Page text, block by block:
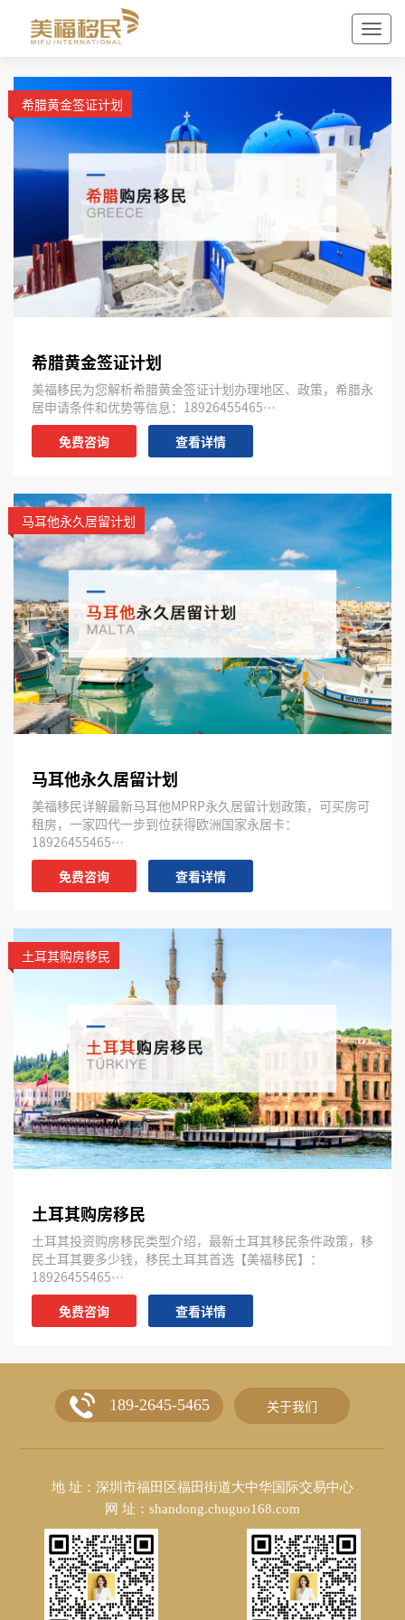
希腊黄金签证计划
希腊黄金签证计划
美福移民为您解析希腊黄金签证计划办理地区、政策，希腊永
居申请条件和优势等信息：18926455465…
免费咨询
查看详情
马耳他永久居留计划
马耳他永久居留计划
美福移民详解最新马耳他MPRP永久居留计划政策，可买房可
租房，一家四代一步到位获得欧洲国家永居卡：
18926455465…
免费咨询
查看详情
土耳其购房移民
土耳其购房移民
土耳其投资购房移民类型介绍，最新土耳其移民条件政策，移
民土耳其要多少钱，移民土耳其首选【美福移民】：
18926455465…
免费咨询
查看详情
189-2645-5465 关于我们
地 址：深圳市福田区福田街道大中华国际交易中心
网 址：shandong.chuguo168.com